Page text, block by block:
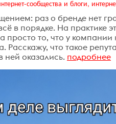
раз о бренде нет
в порядке. На практике
просто то, что у компании
что такое
ней оказались. подробнее